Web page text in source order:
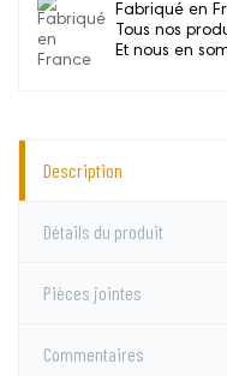
Fabriqué en
Tous nos
Et nous en
Description
Détails du produit
Pièces jointes
Commentaires